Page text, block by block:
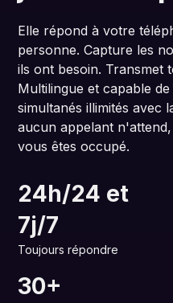
Elle répond à votre
personne. Capture les
ils ont besoin. Transmet
Multilingue et capable
simultanés illimités avec
aucun appelant
vous êtes occupé.
24h/24 et
7j/7
Toujours répondre
30+